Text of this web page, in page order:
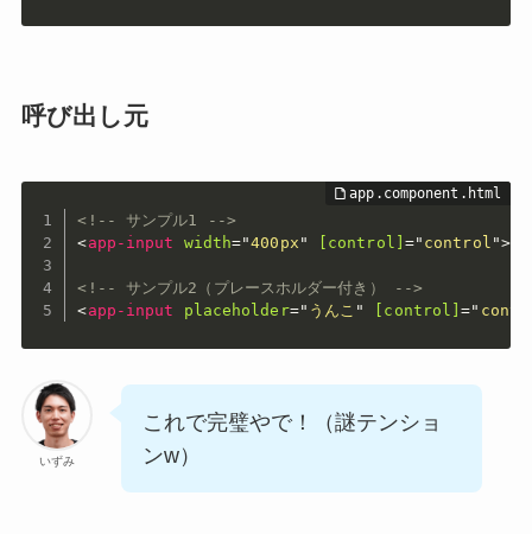
呼び出し元
<!-- サンプル1 -->
<app-input width="400px " [control] =" control ">
<!-- サンプル2（プレースホルダー付き） -->
<app-input placeholder=" うんこ " [control]="
いずみ
これで完璧やで！（謎テンショ
ンw）